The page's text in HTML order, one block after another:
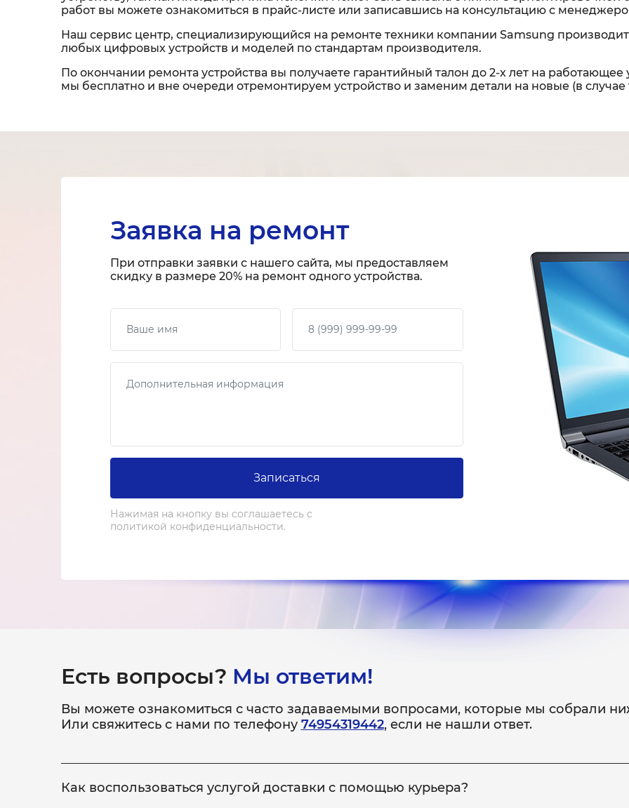
работ вы можете ознакомиться в прайс-листе или записавшись на консультацию с
Наш сервис центр, специализирующийся на ремонте техники компании Samsung производит
любых цифровых устройств и моделей по стандартам производителя.
По окончании ремонта устройства вы получаете гарантийный талон до 2-х лет на
мы бесплатно и вне очереди отремонтируем устройство и заменим детали на новые (в
Заявка на ремонт
При отправки заявки с нашего сайта, мы предоставляем
скидку в размере 20% на ремонт одного устройства.
Ваше имя Ваш телефон
Сообщение
Записаться
Нажимая на кнопку вы соглашаетесь с
политикой конфиденциальности.
Есть вопросы? Мы ответим!
Вы можете ознакомиться с часто задаваемыми вопросами, которые мы собрали
Или свяжитесь с нами по телефону 74954319442, если не нашли ответ.
Как воспользоваться услугой доставки с помощью курьера?